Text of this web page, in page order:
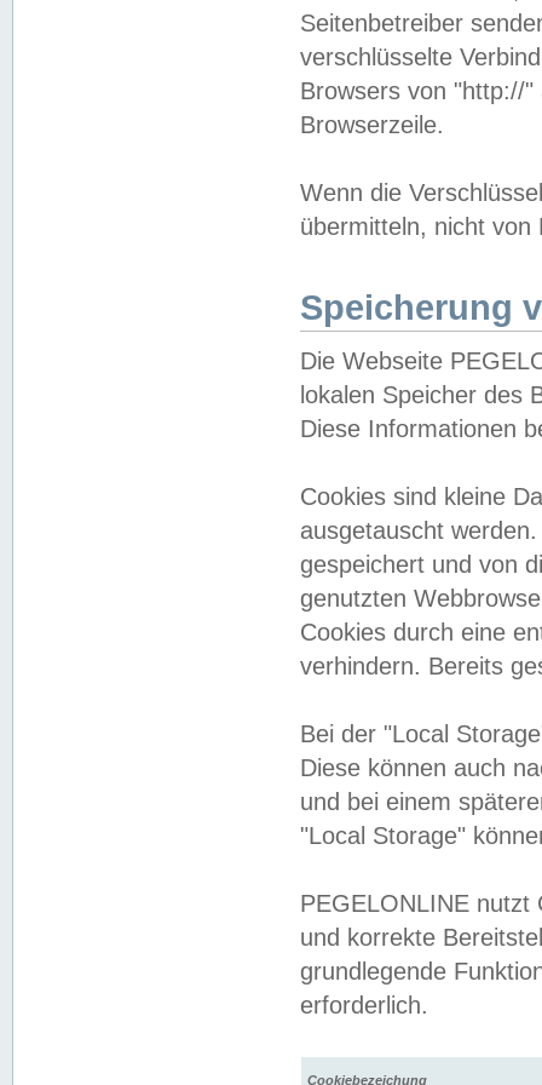
Seitenbetreiber
verschlüsselte
Browsers von "http://
Browserzeile.
Wenn die
übermitteln, nicht von
Speicherung
Die Webseite
lokalen Speicher des
Diese Informationen
Cookies sind kleine
ausgetauscht
gespeichert und von
genutzten
Cookies durch eine
verhindern. Bereits
Bei der "Local
Diese können auch
und bei einem
"Local Storage"
PEGELONLINE nutzt
und korrekte
grundlegende
erforderlich.
Cookiebezeichung